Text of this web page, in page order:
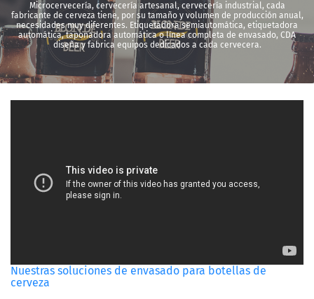
Microcervecería, cervecería artesanal, cervecería industrial, cada
fabricante de cerveza tiene, por su tamaño y volumen de producción anual,
necesidades muy diferentes. Etiquetadora semiautomática, etiquetadora
automática, taponadora automática o línea completa de envasado, CDA
diseña y fabrica equipos dedicados a cada cervecera.
Nuestras soluciones de envasado para botellas de
cerveza